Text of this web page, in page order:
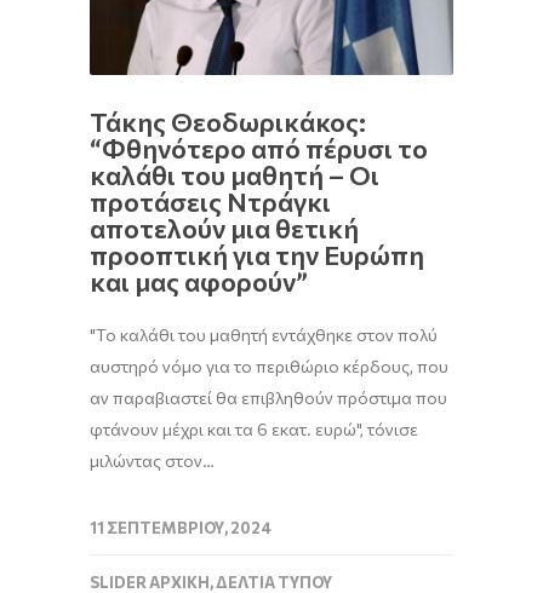
Τάκης Θεοδωρικάκος:
“Φθηνότερο από πέρυσι το
καλάθι του μαθητή – Οι
προτάσεις Ντράγκι
αποτελούν μια θετική
προοπτική για την Ευρώπη
και μας αφορούν”
"Το καλάθι του μαθητή εντάχθηκε στον πολύ
αυστηρό νόμο για το περιθώριο κέρδους, που
αν παραβιαστεί θα επιβληθούν πρόστιμα που
φτάνουν μέχρι και τα 6 εκατ. ευρώ", τόνισε
μιλώντας στον…
11 ΣΕΠΤΕΜΒΡΊΟΥ, 2024
SLIDER ΑΡΧΙΚΉ,ΔΕΛΤΊΑ ΤΎΠΟΥ